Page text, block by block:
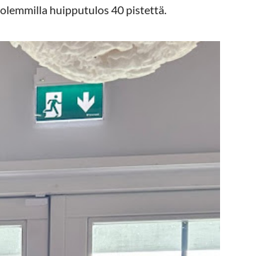
huipputulos 40 pistettä.